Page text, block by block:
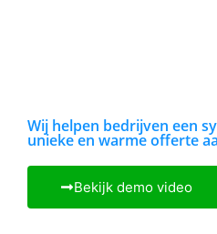
Wij helpen bedrijven een
unieke en warme offerte
Bekijk demo video